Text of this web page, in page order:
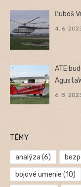
Ľuboš
4. 6.
ATE
6. 8.
TÉMY
analýza (6)
bojové umenie (10)